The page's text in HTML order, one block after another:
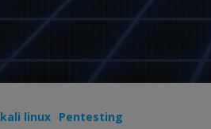
kali linux Pentesting